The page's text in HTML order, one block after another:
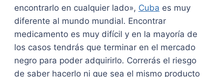
encontrarlo en cualquier lado», Cuba es muy
diferente al mundo mundial. Encontrar
medicamento es muy difícil y en la mayoría de
los casos tendrás que terminar en el mercado
negro para poder adquirirlo. Correrás el riesgo
de saber hacerlo ni que sea el mismo producto